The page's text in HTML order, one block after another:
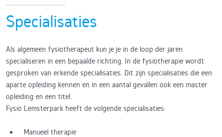
Specialisaties
Als algemeen fysiotherapeut kun je je in de loop der jaren
specialiseren in een bepaalde richting. In de fysiotherapie wordt
gesproken van erkende specialisaties. Dit zijn specialisaties die een
aparte opleiding kennen en in een aantal gevallen ook een master
opleiding en een titel.
Fysio Lemsterpark heeft de volgende specialisaties:
Manueel therapie